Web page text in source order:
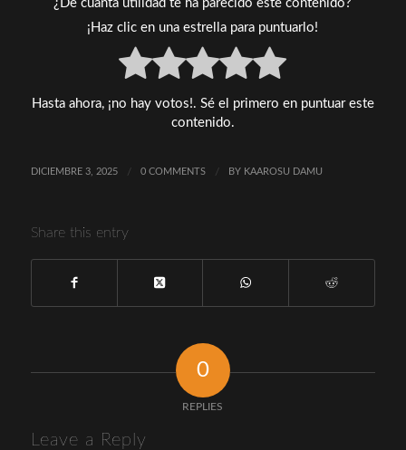
¿De cuánta utilidad te ha parecido este contenido?
¡Haz clic en una estrella para puntuarlo!
Hasta ahora, ¡no hay votos!. Sé el primero en puntuar este
contenido.
DICIEMBRE 3, 2025 / 0 COMMENTS / BY KAAROSU DAMU
Share this entry
0
REPLIES
Leave a Reply